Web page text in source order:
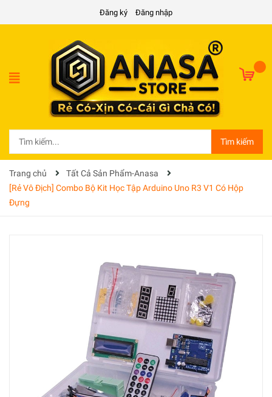
Đăng ký Đăng nhập
Tìm kiếm
Trang chủ
Tất Cả Sản Phẩm-Anasa
[Rẻ Vô Địch] Combo Bộ Kit Học Tập Arduino Uno R3 V1 Có Hộp
Đựng